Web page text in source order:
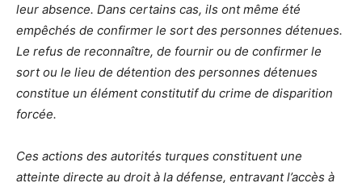
leur absence. Dans certains cas, ils ont même été
empêchés de confirmer le sort des personnes détenues.
Le refus de reconnaître, de fournir ou de confirmer le
sort ou le lieu de détention des personnes détenues
constitue un élément constitutif du crime de disparition
forcée.
Ces actions des autorités turques constituent une
atteinte directe au droit à la défense, entravant l’accès à